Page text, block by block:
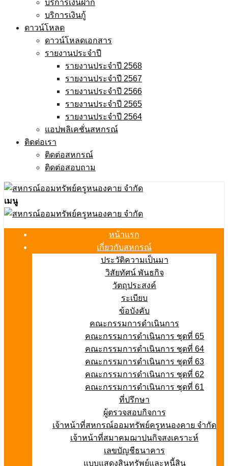
บริการเงินฝาก
บริการเงินกู้
ดาวน์โหลด
ดาวน์โหลดเอกสาร
รายงานประจำปี
รายงานประจำปี 2568
รายงานประจำปี 2567
รายงานประจำปี 2566
รายงานประจำปี 2565
รายงานประจำปี 2564
แอปพลิเคชั่นสหกรณ์
ติดต่อเรา
ติดต่อสหกรณ์
ติดต่อสอบถาม
เมนู
หน้าแรก
เกี่ยวกับสหกรณ์
ประวัติความเป็นมา
วิสัยทัศน์ พันธกิจ
วัตถุประสงค์
ระเบียบ
ข้อบังคับ
คณะกรรมการดำเนินการ
คณะกรรมการดำเนินการ ชุดที่ 65
คณะกรรมการดำเนินการ ชุดที่ 64
คณะกรรมการดำเนินการ ชุดที่ 63
คณะกรรมการดำเนินการ ชุดที่ 62
คณะกรรมการดำเนินการ ชุดที่ 61
ที่ปรึกษา
ผู้ตรวจสอบกิจการ
เจ้าหน้าที่สหกรณ์ออมทรัพย์ครูหนองคาย จำกัด
เจ้าหน้าที่สมาคมฌาปนกิจสงเคราะห์
เลขบัญชีธนาคาร
แบบแสดงสินทรัพย์และหนี้สิน